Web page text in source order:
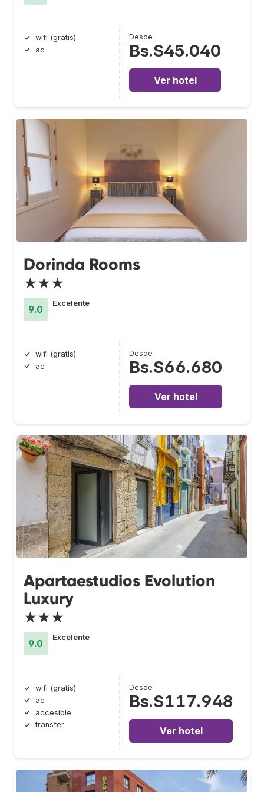
wifi (gratis)
ac
Desde
Bs.S45.040
Ver hotel
Dorinda Rooms
★★★
9.0
Excelente
wifi (gratis)
ac
Desde
Bs.S66.680
Ver hotel
Apartaestudios Evolution
Luxury
★★★
9.0
Excelente
wifi (gratis)
ac
accesible
transfer
Desde
Bs.S117.948
Ver hotel